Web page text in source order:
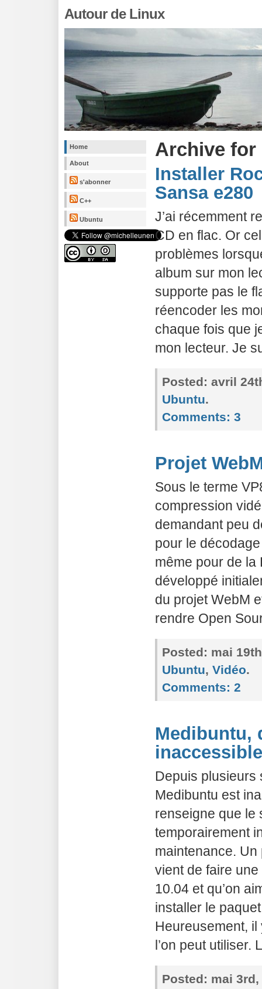
Autour de Linux
Home
About
s'abonner
C++
Ubuntu
Archive
Installer
Sansa e280
J’ai récemment
CD en flac. Or
problèmes
album sur mon
supporte pas le
réencoder les
chaque fois que
mon lecteur. Je
Posted: avril
Ubuntu.
Comments: 3
Projet
Sous le terme
compression
demandant peu
pour le
même pour de la
développé
du projet WebM
rendre Open
Posted: mai
Ubuntu, Vidéo.
Comments: 2
Medibuntu,
inaccessible
Depuis plusieurs
Medibuntu est
renseigne que le
temporairement
maintenance. Un
vient de faire une
10.04 et qu’on
installer le
Heureusement,
l’on peut
Posted: mai